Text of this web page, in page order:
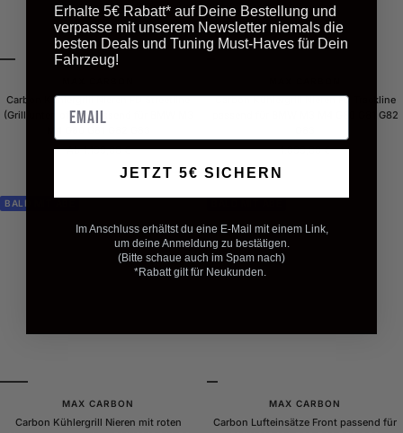
Carbon Kühlergrill Nieren FD Streetline
(Grill unten offen) passend für BMW M3
Angebotspreis
Ab 1.199,00 €
Carbon Kühlergrill Nieren FD Trackline
passend für BMW M3 M4 G80 G81 G82
Angebotspreis
1.099,00 €
BALD MIT ABE
MAX CARBON
Carbon Kühlergrill Nieren mit roten
MAX CARBON
Carbon Lufteinsätze Front passend für
Erhalte 5€ Rabatt* auf Deine Bestellung und
verpasse mit unserem Newsletter niemals die
besten Deals und Tuning Must-Haves für Dein
Fahrzeug!
Email
JETZT 5€ SICHERN
Im Anschluss erhältst du eine E-Mail mit einem Link,
um deine Anmeldung zu bestätigen.
(Bitte schaue auch im Spam nach)
*Rabatt gilt für Neukunden.